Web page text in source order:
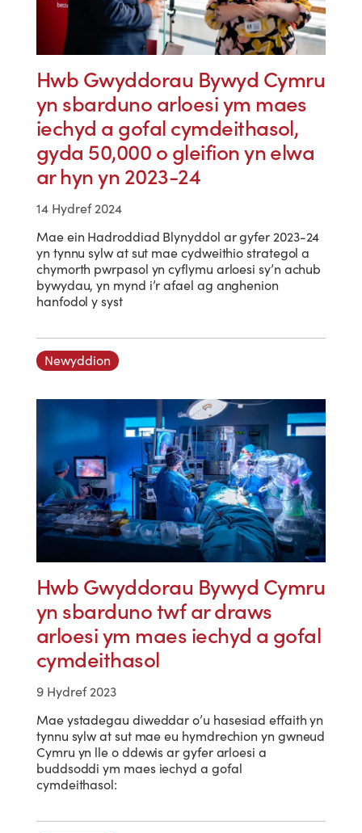
Hwb Gwyddorau Bywyd Cymru
yn sbarduno arloesi ym maes
iechyd a gofal cymdeithasol,
gyda 50,000 o gleifion yn elwa
ar hyn yn 2023-24
14 Hydref 2024
Mae ein Hadroddiad Blynyddol ar gyfer 2023-24
yn tynnu sylw at sut mae cydweithio strategol a
chymorth pwrpasol yn cyflymu arloesi sy’n achub
bywydau, yn mynd i’r afael ag anghenion
hanfodol y syst
Newyddion
Hwb Gwyddorau Bywyd Cymru
yn sbarduno twf ar draws
arloesi ym maes iechyd a gofal
cymdeithasol
9 Hydref 2023
Mae ystadegau diweddar o’u hasesiad effaith yn
tynnu sylw at sut mae eu hymdrechion yn gwneud
Cymru yn lle o ddewis ar gyfer arloesi a
buddsoddi ym maes iechyd a gofal
cymdeithasol: